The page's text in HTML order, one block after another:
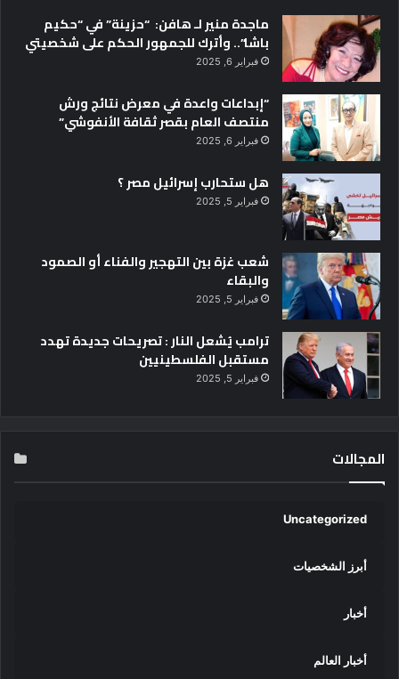
ماجدة منير لـ هافن: “حزينة” في “حكيم
باشا”.. وأترك للجمهور الحكم على شخصيتي
فبراير 6, 2025
“إبداعات واعدة في معرض نتائج ورش
منتصف العام بقصر ثقافة الأنفوشي”
فبراير 6, 2025
هل ستحارب إسرائيل مصر ؟
فبراير 5, 2025
شعب غزة بين التهجير والفناء أو الصمود
والبقاء
فبراير 5, 2025
ترامب يُشعل النار : تصريحات جديدة تهدد
مستقبل الفلسطينيين
فبراير 5, 2025
المجالات
Uncategorized
أبرز الشخصيات
أخبار
أخبار العالم